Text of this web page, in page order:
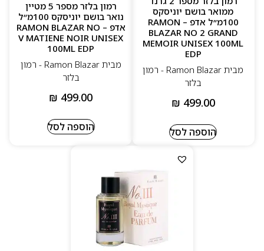
ממואר בושם יוניסקס
100מ״ל אדפ – RAMON
BLAZAR NO 2 GRAND
MEMOIR UNISEX 100ML
EDP
מבית Ramon Blazar - רמון
בלזר
₪ 499.00
הוספה לסל
רמון בלזר מספר 5 מטיין
נואר בושם יוניסקס 100מ״ל
אדפ – RAMON BLAZAR NO
V MATIENE NOIR UNISEX
100ML EDP
מבית Ramon Blazar - רמון
בלזר
₪ 499.00
הוספה לסל